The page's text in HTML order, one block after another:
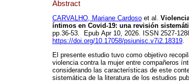
Abstract
CARVALHO, Mariane Cardoso et al.
íntimos en Covid-19: una revisión
pp.36-53. Epub Apr 10, 2026. ISSN 2527-
https://doi.org/10.17058/psiunisc.v7i2.18319.
El presente estudio tuvo como objetivo
violencia contra la mujer entre compañeros
considerando las características de este
sistemática de la literatura de los estudios